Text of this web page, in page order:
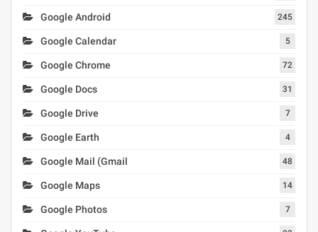
Google Android 245
Google Calendar 5
Google Chrome 72
Google Docs 31
Google Drive 7
Google Earth 4
Google Mail (Gmail 48
Google Maps 14
Google Photos 7